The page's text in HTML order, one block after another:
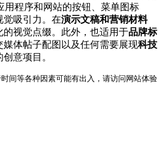
用程序和网站的按钮、菜单图标
觉吸引力。在演示文稿和营销材料
视觉点缀。此外，也适用于品牌标
媒体帖子配图以及任何需要展现科技
创意项目。
间等各种因素可能有出入，请访问网站体验